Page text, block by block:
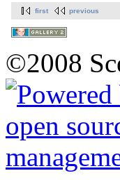
first previous
©2008